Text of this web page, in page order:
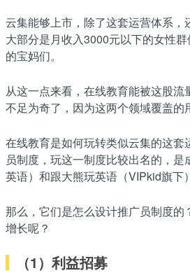
云集能够上市，除了这套运营体系，
大部分是月收入3000元以下的女性
的宝妈们。
从这一点来看，在线教育能被这股
不足为奇了，因为这两个领域覆盖的
在线教育是如何玩转类似云集的这套
员制度，玩这一制度比较出名的，
英语）和跟大熊玩英语（VIPkid旗下
那么，它们是怎么设计推广员制度的
增长呢？
（1）利益招募